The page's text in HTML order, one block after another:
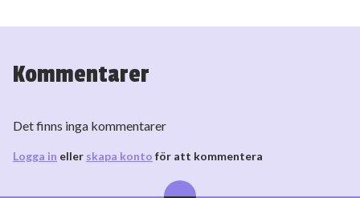
Kommentarer
Det finns inga kommentarer
Logga in eller skapa konto för att kommentera